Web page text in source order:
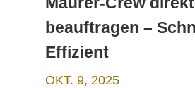
beauftragen –
Effizient
OKT. 9, 2025